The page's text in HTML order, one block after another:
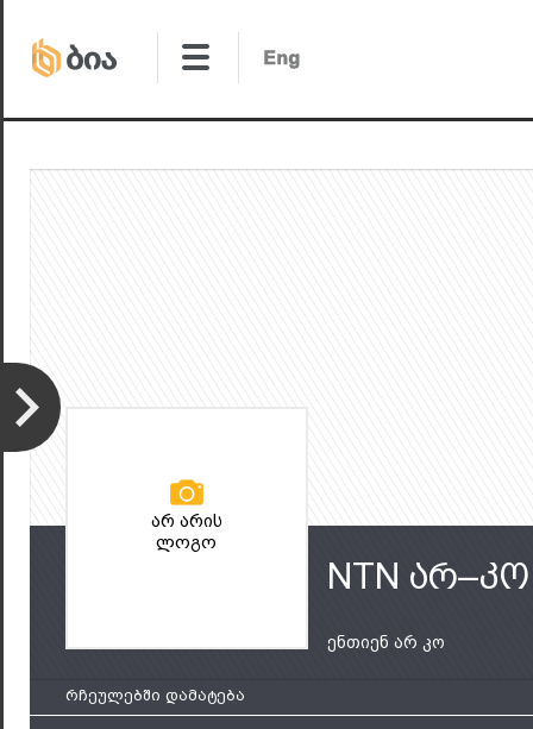
არ არის
ლოგო
NTN არ–კო
ენთიენ არ კო
რჩეულებში დამატება